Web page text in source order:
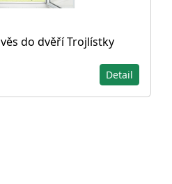
do dvěří Trojlístky
Detail